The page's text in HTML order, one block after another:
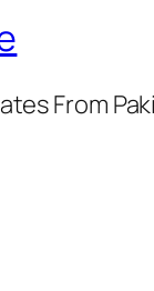
From